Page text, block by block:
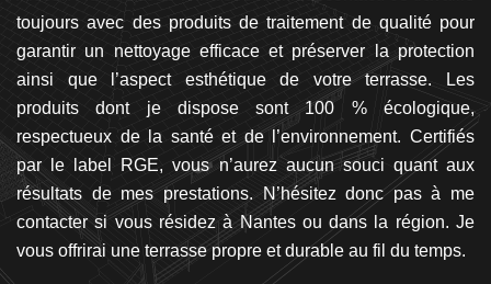
à
toujours avec des produits de traitement de qualité pour
garantir un nettoyage efficace et préserver la protection
ainsi que l’aspect esthétique de votre terrasse. Les
produits dont je dispose sont 100 % écologique,
respectueux de la santé et de l’environnement. Certifiés
par le label RGE, vous n’aurez aucun souci quant aux
résultats de mes prestations. N’hésitez donc pas à me
contacter si vous résidez à Nantes ou dans la région. Je
vous offrirai une terrasse propre et durable au fil du temps.